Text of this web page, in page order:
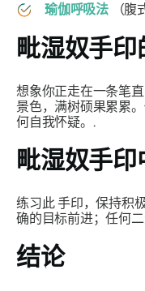
瑜伽呼吸法（腹
毗湿奴手印
想象你正走在一条笔
景色，满树硕果累累
何自我怀疑。.
毗湿奴手印
练习此手印，保持积
确的目标前进；任何
结论